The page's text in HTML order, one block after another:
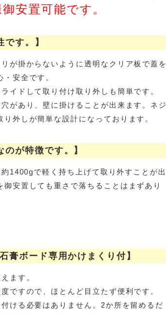
安置可能です。
です。】
が掛からないように透明なクリア板で蓋を
安全です。
イドして取り付け取り外しも簡単です。
があり、壁に掛けることが出来ます。ネジ
り外しが簡単な設計になっております。
のが特徴です。】
1400gで軽く持ち上げて取り外すことが出
御安置しても重さで落ちることはまずあり
膏ボード専用かけまくり付】
ます。
ですので、ほとんど目立たず便利です。
ける必要はありません。2か所を留めるだ